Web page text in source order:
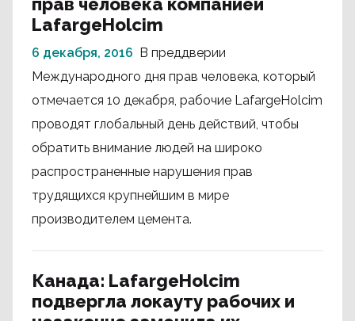
LafargeHolcim
6 декабря, 2016 В преддверии
Международного дня прав человека, который
отмечается 10 декабря, рабочие LafargeHolcim
проводят глобальный день действий, чтобы
обратить внимание людей на широко
распространенные нарушения прав
трудящихся крупнейшим в мире
производителем цемента.
Канада: LafargeHolcim
подвергла локауту рабочих и